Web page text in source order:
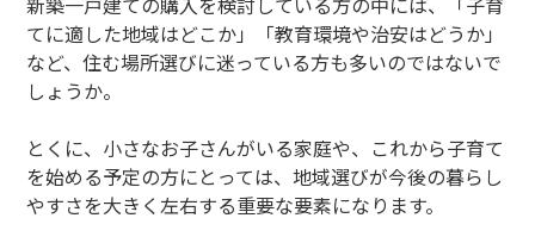
てに適した地域はどこか」「教育環境や治安はどうか」
など、住む場所選びに迷っている方も多いのではないで
しょうか。
とくに、小さなお子さんがいる家庭や、これから子育て
を始める予定の方にとっては、地域選びが今後の暮らし
やすさを大きく左右する重要な要素になります。